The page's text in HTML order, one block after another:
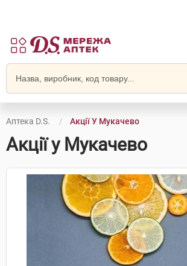
Аптека D.S. Акції У Мукачево
Акції у Мукачево